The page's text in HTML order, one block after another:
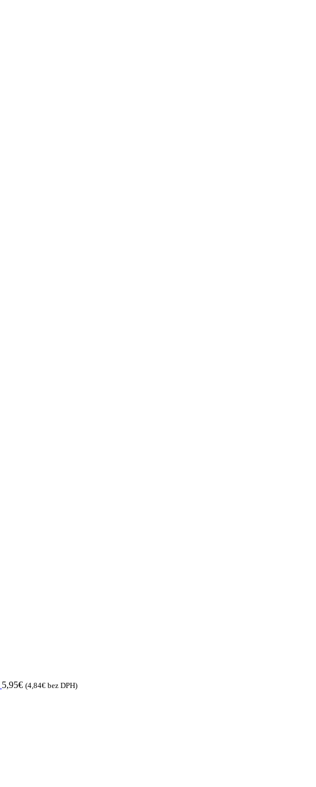
5,95€ (4,84€ bez DPH)